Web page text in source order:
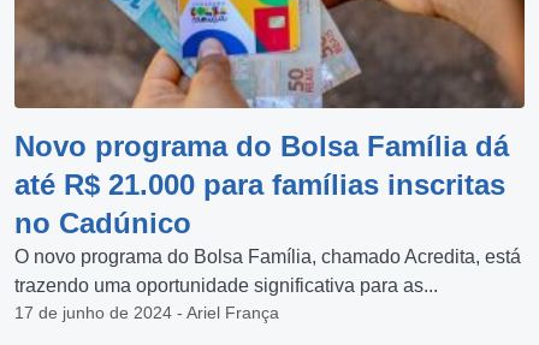
Novo programa do Bolsa Família dá
até R$ 21.000 para famílias inscritas
no Cadúnico
O novo programa do Bolsa Família, chamado Acredita, está
trazendo uma oportunidade significativa para as...
17 de junho de 2024 - Ariel França